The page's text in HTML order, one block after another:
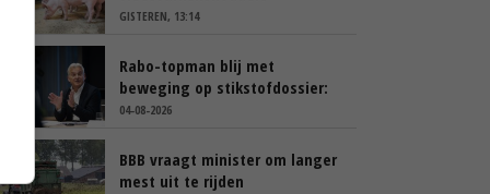
GISTEREN, 13:14
Rabo-topman blij met
beweging op stikstofdossier:
‘Verdienmodel van boeren blijft
04-08-2026
BBB vraagt minister om langer
mest uit te rijden